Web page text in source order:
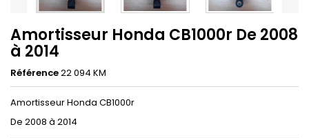
Amortisseur Honda CB1000r De 2008
à 2014
Référence22 094 KM
Amortisseur Honda CB1000r
De 2008 à 2014